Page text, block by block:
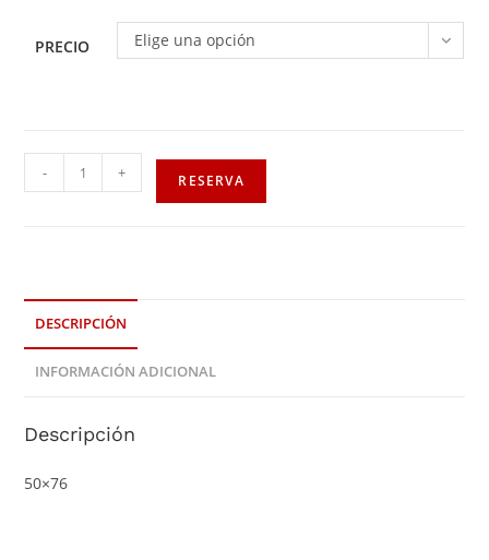
PRECIO Elige una opción
- + RESERVA
DESCRIPCIÓN
INFORMACIÓN ADICIONAL
Descripción
50×76